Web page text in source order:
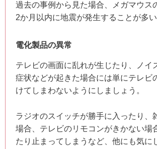
過去の事例から見た場合、メガマウス
2か月以内に地震が発生することが多い
電化製品の異常
テレビの画面に乱れが生じたり、ノイ
症状などが起きた場合には単にテレビ
けてしまわないようにしましょう。
ラジオのスイッチが勝手に入ったり、
場合、テレビのリモコンがきかない場
たり止まってしまうなど、他にも気に